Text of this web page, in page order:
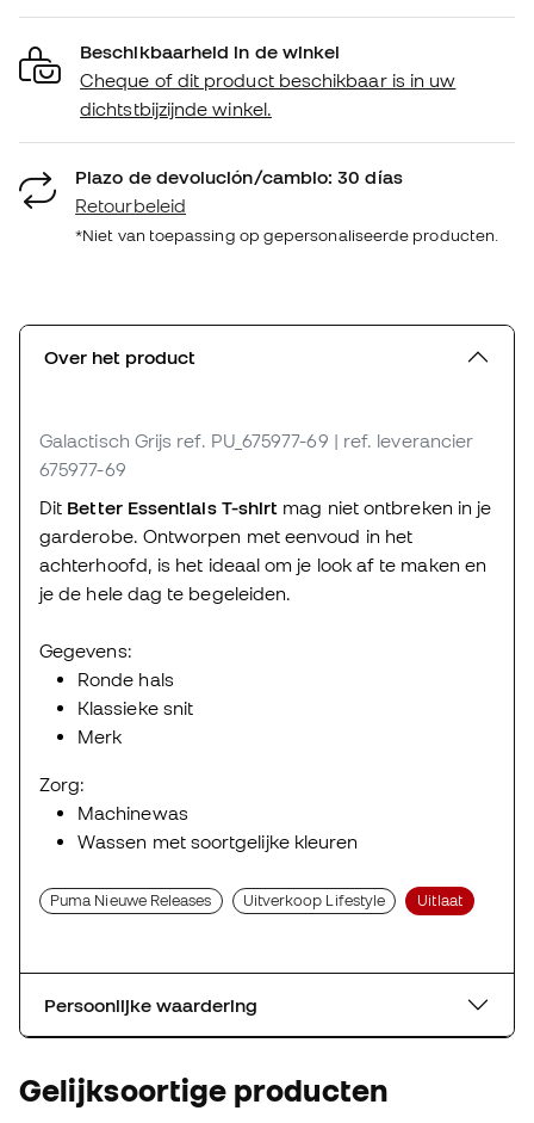
Beschikbaarheid in de winkel
Cheque of dit product beschikbaar is in uw
dichtstbijzijnde winkel.
Plazo de devolución/cambio: 30 días
Retourbeleid
*Niet van toepassing op gepersonaliseerde producten.
Over het product
Galactisch Grijs ref. PU_675977-69 | ref. leverancier
675977-69
Dit Better Essentials T-shirt mag niet ontbreken in je
garderobe. Ontworpen met eenvoud in het
achterhoofd, is het ideaal om je look af te maken en
je de hele dag te begeleiden.
Gegevens:
Ronde hals
Klassieke snit
Merk
Zorg:
Machinewas
Wassen met soortgelijke kleuren
Puma Nieuwe Releases Uitverkoop Lifestyle Uitlaat
Persoonlijke waardering
Gelijksoortige producten